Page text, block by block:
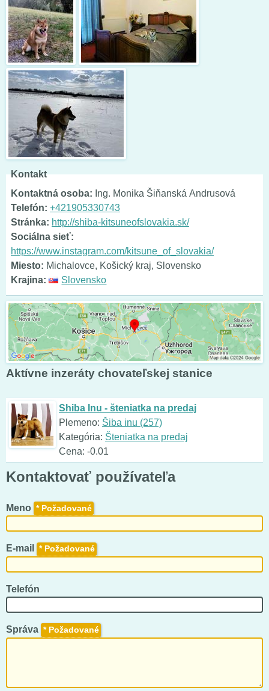
Kontakt
Kontaktná osoba: Ing. Monika Šiňanská Andrusová
Telefón: +421905330743
Stránka: http://shiba-kitsuneofslovakia.sk/
Sociálna sieť:
https://www.instagram.com/kitsune_of_slovakia/
Miesto: Michalovce, Košický kraj, Slovensko
Krajina:
Slovensko
Aktívne inzeráty chovateľskej stanice
Shiba Inu - šteniatka na predaj
Plemeno: Šiba inu (257)
Kategória: Šteniatka na predaj
Cena: -0.01
Kontaktovať používateľa
Meno *
E-mail *
Telefón
Správa *